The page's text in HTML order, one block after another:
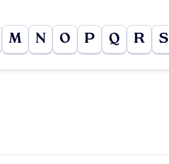
M N O P Q R S